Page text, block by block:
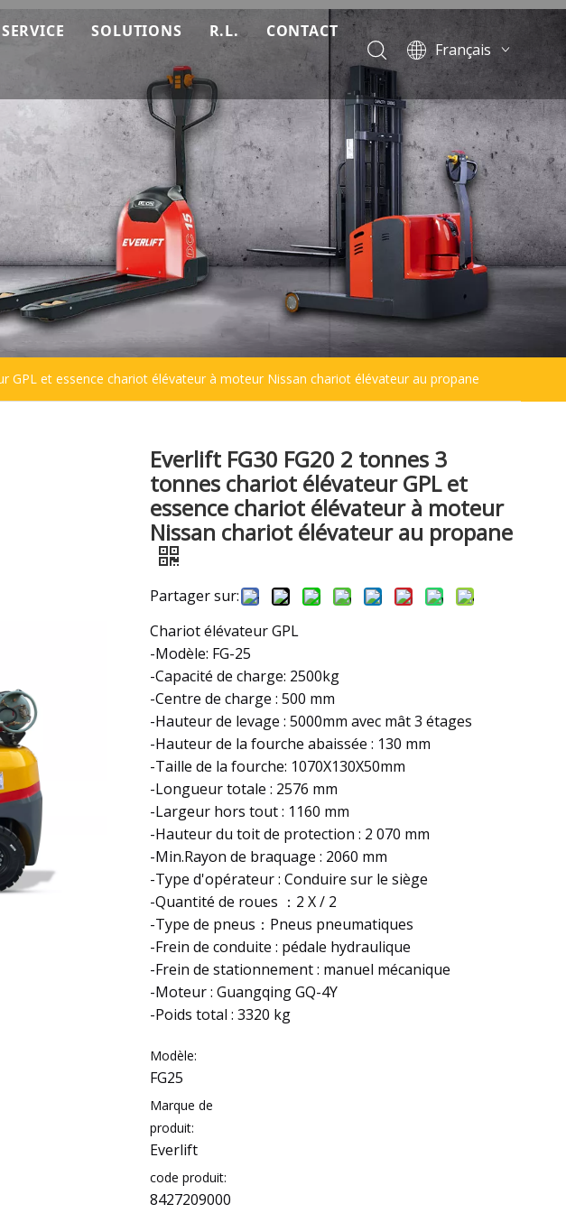
SOLUTIONS R.L.
Télécharger
Nouvelles
FAQ
Vidéo
CONTACT
Français
English
Pусский
Español
Português
GPL et essence chariot élévateur à moteur Nissan chariot élévateur au propane
Everlift FG30 FG20 2 tonnes 3
tonnes chariot élévateur GPL et
essence chariot élévateur à moteur
Nissan chariot élévateur au propane
Partager sur:
Chariot élévateur GPL
-Modèle: FG-25
-Capacité de charge: 2500kg
-Centre de charge : 500 mm
-Hauteur de levage : 5000mm avec mât 3 étages
-Hauteur de la fourche abaissée : 130 mm
-Taille de la fourche: 1070X130X50mm
-Longueur totale : 2576 mm
-Largeur hors tout : 1160 mm
-Hauteur du toit de protection : 2 070 mm
-Min.Rayon de braquage : 2060 mm
-Type d'opérateur : Conduire sur le siège
-Quantité de roues ：2 X / 2
-Type de pneus：Pneus pneumatiques
-Frein de conduite : pédale hydraulique
-Frein de stationnement : manuel mécanique
-Moteur : Guangqing GQ-4Y
-Poids total : 3320 kg
Modèle:
FG25
Marque de
produit:
Everlift
code produit:
8427209000